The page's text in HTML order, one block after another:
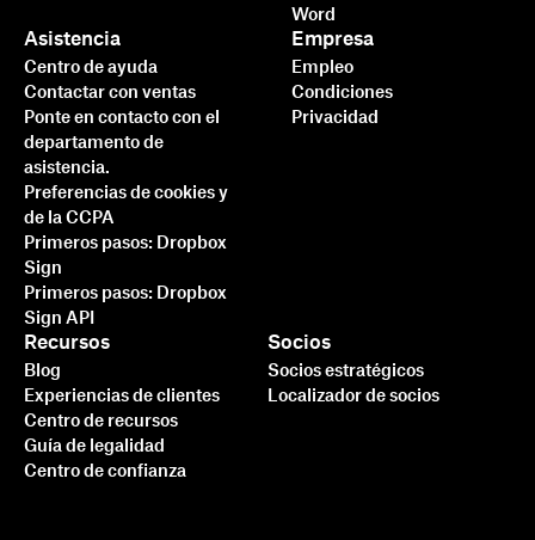
Word
Asistencia
Centro de ayuda
Contactar con ventas
Ponte en contacto con el
departamento de
asistencia.
Preferencias de cookies y
de la CCPA
Primeros pasos: Dropbox
Sign
Primeros pasos: Dropbox
Sign API
Recursos
Blog
Experiencias de clientes
Centro de recursos
Guía de legalidad
Centro de confianza
Socios
Socios estratégicos
Localizador de socios
Empresa
Empleo
Condiciones
Privacidad